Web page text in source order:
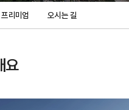
프리미엄 오시는 길
요